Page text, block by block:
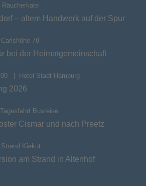
Räucherkate
– altem Handwerk auf der Spur
Carlshöhe 78
bei der Heimatgemeinschaft
Hotel Stadt Hamburg
2026
Tagesfahrt Busreise
Cismar und nach Preetz
Strand Kiekut
am Strand in Altenhof